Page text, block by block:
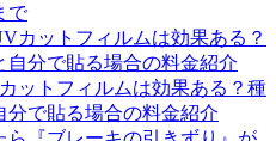
で
ットフィルムは効果ある？種
で貼る場合の料金紹介